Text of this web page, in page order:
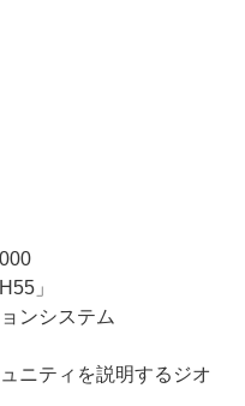
」
ンシステム
ニティを説明するジオ